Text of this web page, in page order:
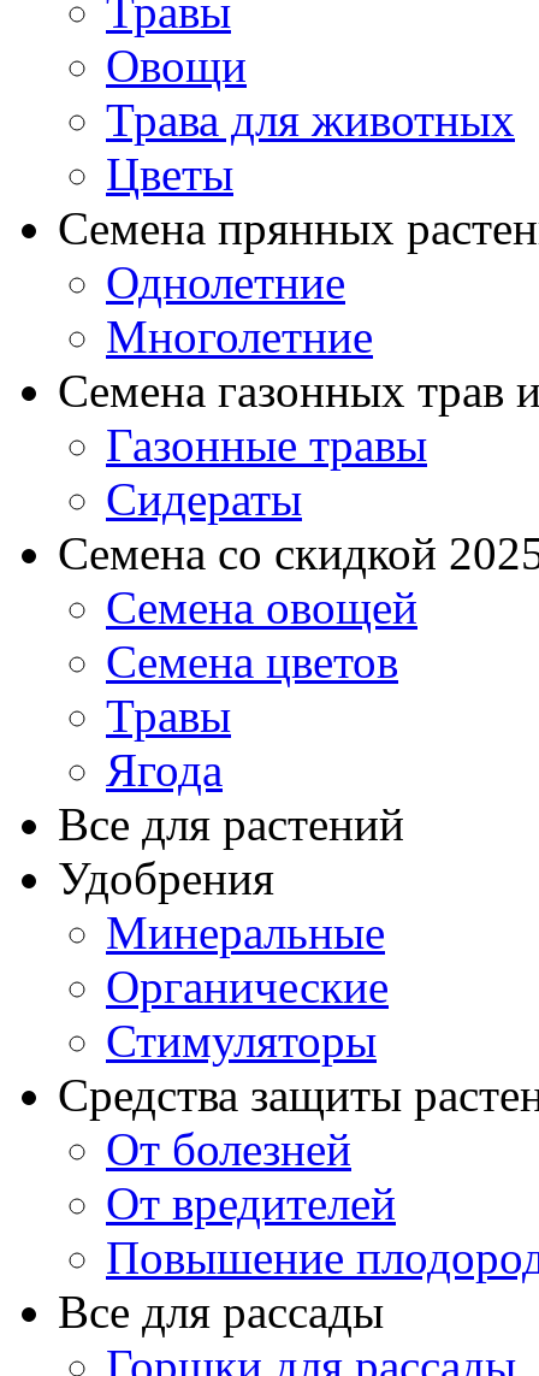
Травы
Овощи
Трава для животных
Цветы
Семена прянных
Однолетние
Многолетние
Семена газонных трав
Газонные травы
Сидераты
Семена со скидкой
Семена овощей
Семена цветов
Травы
Ягода
Все для растений
Удобрения
Минеральные
Органические
Стимуляторы
Средства защиты
От болезней
От вредителей
Повышение
Все для рассады